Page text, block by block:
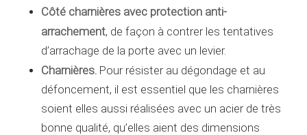
Côté charnières avec protection anti-
arrachement, de façon à contrer les tentatives
d’arrachage de la porte avec un levier.
Charnières. Pour résister au dégondage et au
défoncement, il est essentiel que les charnières
soient elles aussi réalisées avec un acier de très
bonne qualité, qu’elles aient des dimensions